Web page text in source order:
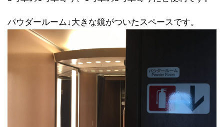
パウダールーム↓大きな鏡がついたスペースです。